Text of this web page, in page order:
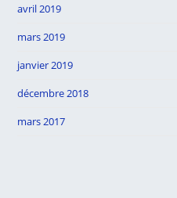
avril 2019
mars 2019
janvier 2019
décembre 2018
mars 2017